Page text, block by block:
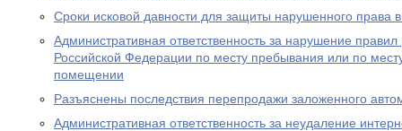
Сроки исковой давности для защиты нарушенного права
Административная ответственность за нарушение
Российской Федерации по месту пребывания или по
помещении
Разъяснены последствия перепродажи заложенного
Административная ответственность за неудаление